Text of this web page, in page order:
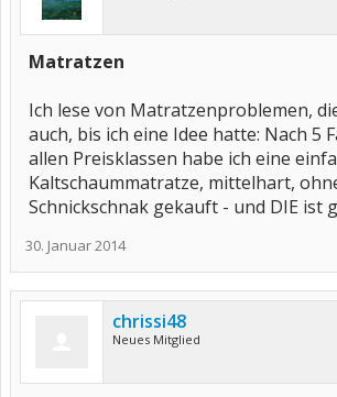
Matratzen
Ich lese von Matratzenproblemen,
auch, bis ich eine Idee hatte: Nach 5
allen Preisklassen habe ich eine
Kaltschaummatratze, mittelhart,
Schnickschnak gekauft - und DIE ist
30. Januar 2014
chrissi48
Neues Mitglied